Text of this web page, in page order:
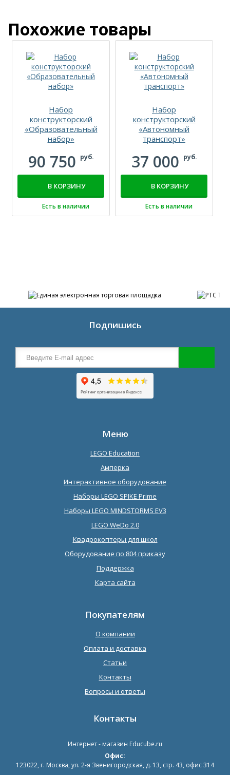
Похожие товары
Набор
конструкторский
«Образовательный
набор»
90 750 руб.
В КОРЗИНУ
Есть в наличии
Набор
конструкторский
«Автономный
транспорт»
37 000 руб.
В КОРЗИНУ
Есть в наличии
Подпишись
Меню
LEGO Education
Амперка
Интерактивное оборудование
Наборы LEGO SPIKE Prime
Наборы LEGO MINDSTORMS EV3
LEGO WeDo 2.0
Квадрокоптеры для школ
Оборудование по 804 приказу
Поддержка
Карта сайта
Покупателям
О компании
Оплата и доставка
Статьи
Контакты
Вопросы и ответы
Контакты
Интернет - магазин Educube.ru
Офис:
123022, г. Москва, ул. 2-я Звенигородская, д. 13, стр. 43, офис 314